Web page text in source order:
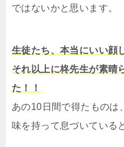
ではないかと思います。
生徒たち、本当にいい顔
それ以上に柊先生が素晴
た！！
あの10日間で得たものは
味を持って息づいている